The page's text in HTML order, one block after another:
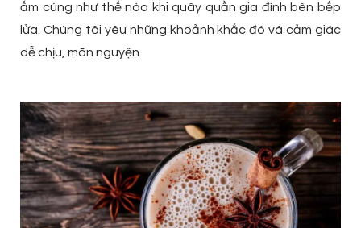
ấm cúng như thế nào khi quây quần gia đình bên bếp
lửa. Chúng tôi yêu những khoảnh khắc đó và cảm giác
dễ chịu, mãn nguyện.